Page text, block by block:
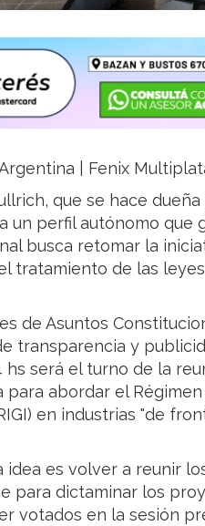
| Fenix
que se hace dueña
un perfil autónomo que
busca retomar la
tratamiento de las
de Asuntos
transparencia y
hs será el turno de la
para abordar el
en industrias "de
idea es volver a reunir
para dictaminar los
votados en la sesión